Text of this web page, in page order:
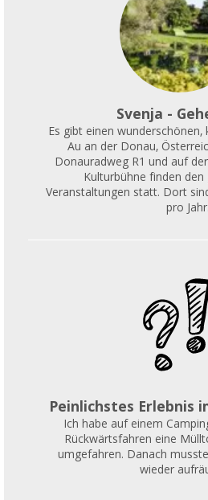
Svenja -
Es gibt einen wunderschönen,
Au an der Donau,
Donauradweg R1 und auf
Kulturbühne finden
Veranstaltungen statt. Dort
pro Jahr.
Peinlichstes Erlebnis
Ich habe auf einem
Rückwärtsfahren eine
umgefahren. Danach
wieder